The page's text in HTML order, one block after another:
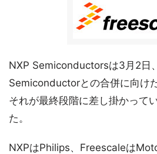
NXP Semiconductorsは3月2日
Semiconductorとの合併に向け
それが最終段階に差し掛かって
た。
NXPはPhilips、Freescaleは